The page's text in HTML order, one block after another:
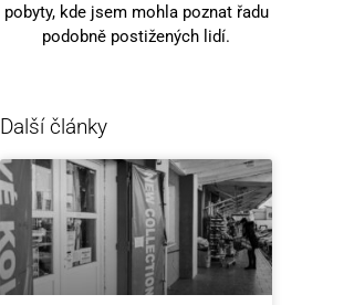
pobyty, kde jsem mohla poznat řadu
podobně postižených lidí.
Další články